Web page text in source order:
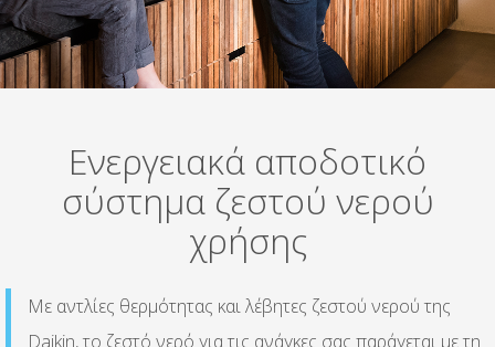
Ενεργειακά αποδοτικό
σύστημα ζεστού νερού
χρήσης
Με αντλίες θερμότητας και λέβητες ζεστού νερού της
Daikin, το ζεστό νερό για τις ανάγκες σας παράγεται με τη